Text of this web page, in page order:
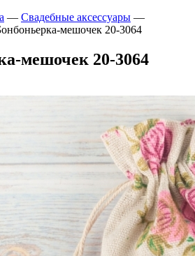
— Свадебные аксессуары —
мешочек 20-3064
мешочек 20-3064